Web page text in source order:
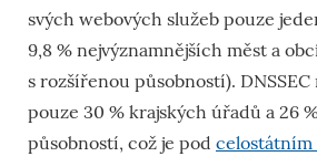
svých webových služeb pouze
9,8 % nejvýznamnějších měst a
s rozšířenou působností).
pouze 30 % krajských úřadů a 26
působností, což je pod